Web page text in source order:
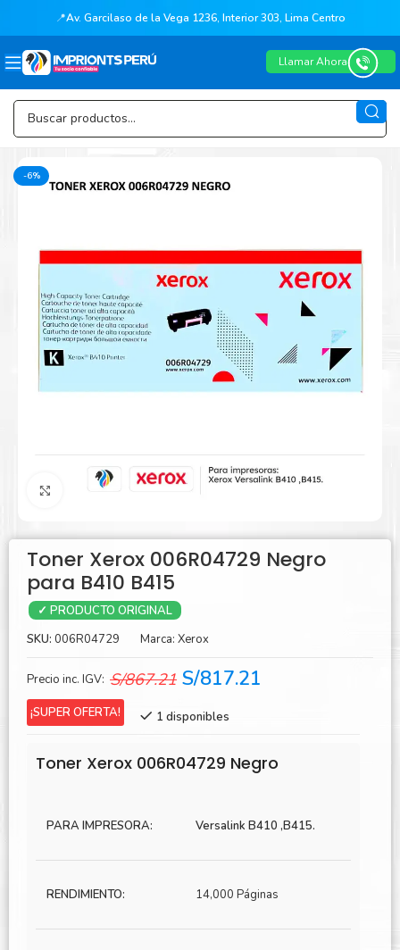
📍Av. Garcilaso de la Vega 1236, Interior 303, Lima Centro
Llamar Ahora
-6%
Agrandar
Toner Xerox 006R04729 Negro
para B410 B415
✓ PRODUCTO ORIGINAL
SKU: 006R04729 Marca: Xerox
Precio inc. IGV: S/867.21 El
original
S/867.21.
S/817.21
S/817.21.
¡SUPER OFERTA! 1 disponibles
Toner Xerox 006R04729 Negro
PARA IMPRESORA: Versalink B410 ,B415.
RENDIMIENTO: 14,000 Páginas